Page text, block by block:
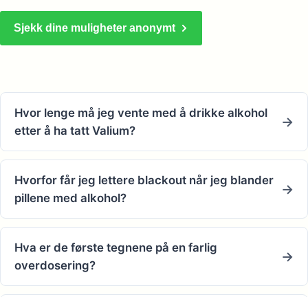
Sjekk dine muligheter anonymt
Hvor lenge må jeg vente med å drikke alkohol
etter å ha tatt Valium?
Hvorfor får jeg lettere blackout når jeg blander
pillene med alkohol?
Hva er de første tegnene på en farlig
overdosering?